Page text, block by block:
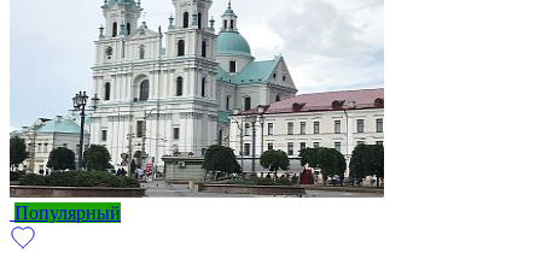
Популярный